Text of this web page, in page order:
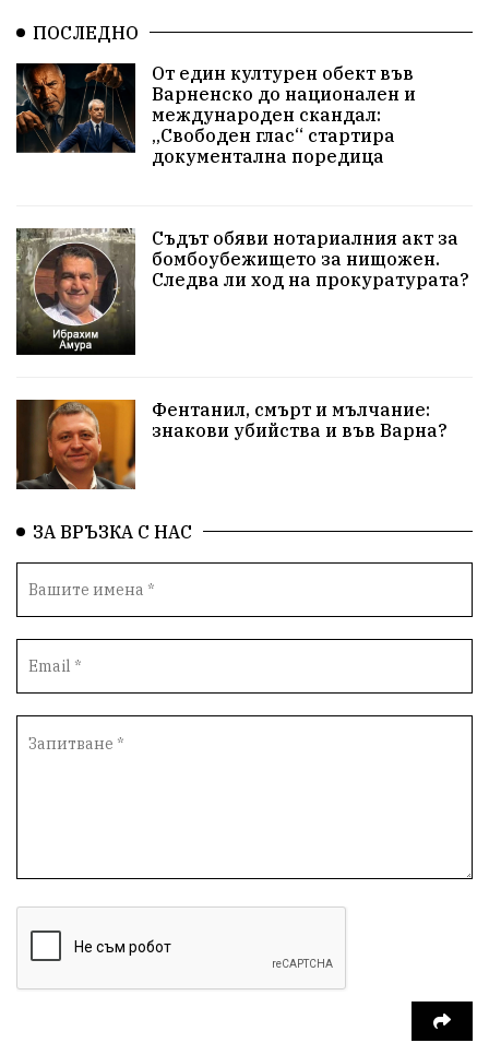
едрогабаритни отпадъци
Културни и спортни събития Аспарухово
Безводие пожари Тенис Вълчи дол
Училища Лична инициатива Величие
Приют за кучета Култура и образование
Музика Камчия
Незаконно строителство
Да защитим кмета на Варна
Плуване Образователен форум
„Възраждане“
село Неофит Рилски
ПОСЛЕДНО
От един културен обект във
Варненско до национален и
международен скандал:
„Свободен глас“ стартира
документална поредица
Съдът обяви нотариалния акт за
бомбоубежището за нищожен.
Следва ли ход на прокуратурата?
Фентанил, смърт и мълчание:
знакови убийства и във Варна?
ЗА ВРЪЗКА С НАС